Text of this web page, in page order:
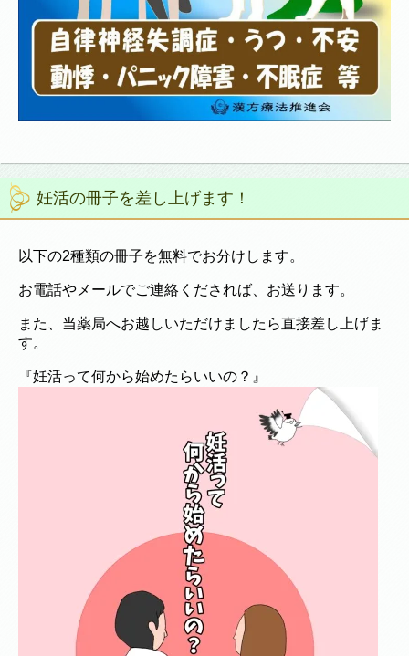
妊活の冊子を差し上げます！
以下の2種類の冊子を無料でお分けします。
お電話やメールでご連絡くだされば、お送ります。
また、当薬局へお越しいただけましたら直接差し上げま
す。
『妊活って何から始めたらいいの？』